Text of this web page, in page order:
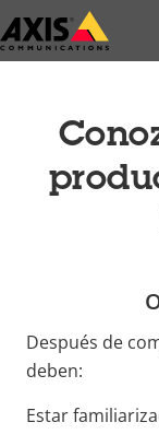
Saltar
al
Después de
deben:
Estar